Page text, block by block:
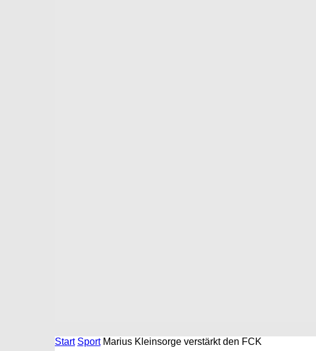
Start Sport Marius Kleinsorge verstärkt den FCK